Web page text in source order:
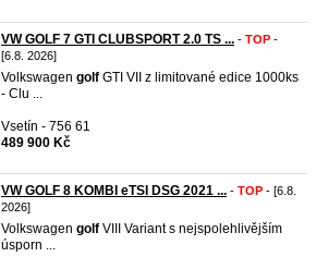
VW GOLF 7 GTI CLUBSPORT 2.0 TS ... - TOP -
[6.8. 2026]
Volkswagen golf GTI VII z limitované edice 1000ks
- Clu ...
Vsetín - 756 61
489 900 Kč
VW GOLF 8 KOMBI eTSI DSG 2021 ... - TOP - [6.8.
2026]
Volkswagen golf VIII Variant s nejspolehlivějším
úsporn ...